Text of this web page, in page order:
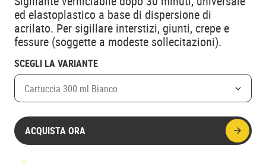
ed elastoplastico a base di dispersione di
acrilato. Per sigillare interstizi, giunti, crepe e
fessure (soggette a modeste sollecitazioni).
SCEGLI LA VARIANTE
Cartuccia 300 ml Bianco
ACQUISTA ORA